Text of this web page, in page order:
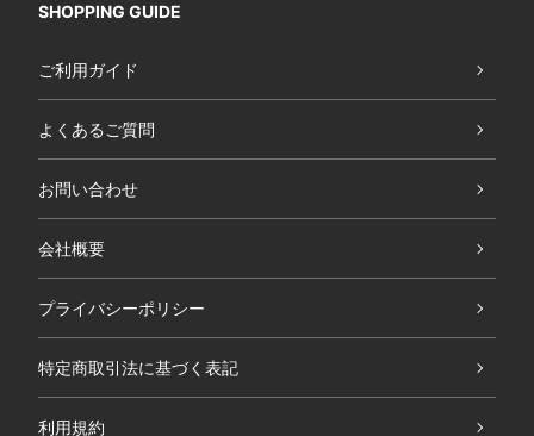
SHOPPING GUIDE
ご利用ガイド
よくあるご質問
お問い合わせ
会社概要
プライバシーポリシー
特定商取引法に基づく表記
利用規約